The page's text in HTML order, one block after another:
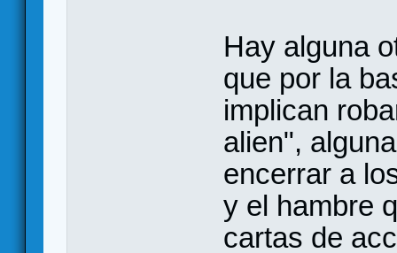
Hay alguna
que por la
implican
alien",
encerrar a
y el hambre
cartas de